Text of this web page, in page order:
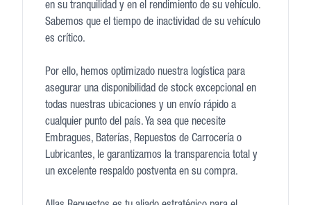
en su tranquilidad y en el rendimiento de su vehículo.
Sabemos que el tiempo de inactividad de su vehículo
es crítico.
Por ello, hemos optimizado nuestra logística para
asegurar una disponibilidad de stock excepcional en
todas nuestras ubicaciones y un envío rápido a
cualquier punto del país. Ya sea que necesite
Embragues, Baterías, Repuestos de Carrocería o
Lubricantes, le garantizamos la transparencia total y
un excelente respaldo postventa en su compra.